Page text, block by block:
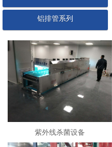
铝排管系列
紫外线杀菌设备